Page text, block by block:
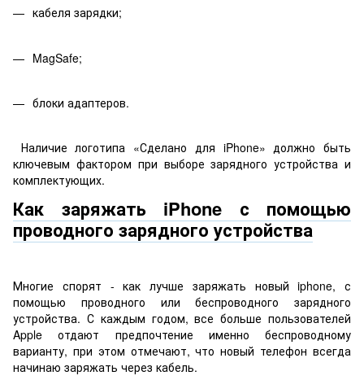
кабеля зарядки;
MagSafe;
блоки адаптеров.
Наличие логотипа «Сделано для iPhone» должно быть
ключевым фактором при выборе зарядного устройства и
комплектующих.
Как заряжать iPhone с помощью
проводного зарядного устройства
Многие спорят - как лучше заряжать новый iphone, с
помощью проводного или беспроводного зарядного
устройства. С каждым годом, все больше пользователей
Apple отдают предпочтение именно беспроводному
варианту, при этом отмечают, что новый телефон всегда
начинаю заряжать через кабель.